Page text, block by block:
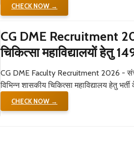
CHECK NOW →
CG DME Recruitment
चिकित्सा महाविद्यालयों हेतु
CG DME Faculty Recruitment 2026 -
विभिन्न शासकीय चिकित्सा महाविद्यालय हेतु
CHECK NOW →